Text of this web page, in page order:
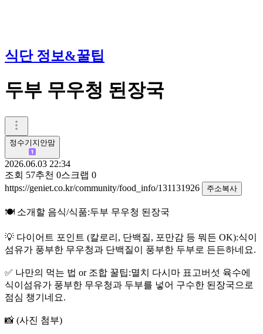
식단 정보&꿀팁
두부 무우청 된장국
정수기지안맘
2026.06.03 22:34
조회 57추천 0스크랩 0
https://geniet.co.kr/community/food_info/131131926
주소복사
🍽️ 소개할 음식/식품:두부 무우청 된장국
💡 다이어트 포인트 (칼로리, 단백질, 포만감 등 뭐든 OK):식이
섬유가 풍부한 무우청과 단백질이 풍부한 두부로 든든하네요.
✅ 나만의 먹는 법 or 조합 꿀팁:멸치 다시마 표고버섯 육수에
식이섬유가 풍부한 무우청과 두부를 넣어 구수한 된장국으로
점심 챙기네요.
📸 (사진 첨부)